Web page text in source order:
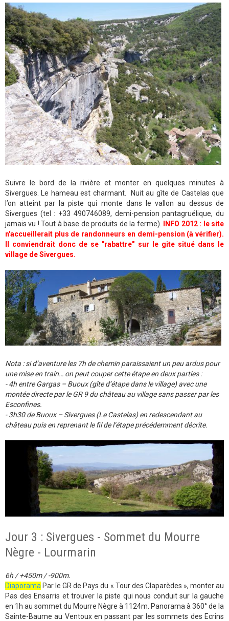
Suivre le bord de la rivière et monter en quelques minutes à
Sivergues. Le hameau est charmant. Nuit au gîte de Castelas que
l’on atteint par la piste qui monte dans le vallon au dessus de
Sivergues (tel : +33 490746089, demi-pension pantagruélique, du
jamais vu ! Tout à base de produits de la ferme).
INFO 2012 : le site
n'accueillerait plus de randonneurs en demi-pension (à vérifier).
Il conviendrait donc de se "rabattre" sur le gite situé dans le
village de Sivergues.
Nota : si d’aventure les 7h de chemin paraissaient un peu ardus pour
une mise en train… on peut couper cette étape en deux parties :
- 4h entre Gargas – Buoux (gîte d’étape dans le village) avec une
montée directe par le GR 9 du château au village sans passer par les
Esconfines.
- 3h30 de Buoux – Sivergues (Le Castelas) en redescendant au
château puis en reprenant le fil de l’étape précédemment décrite.
Jour 3 : Sivergues - Sommet du Mourre
Nègre - Lourmarin
6h / +450m / -900m.
Diaporama Par le GR de Pays du « Tour des Claparèdes », monter au
Pas des Ensarris et trouver la piste qui nous conduit sur la gauche
en 1h au sommet du Mourre Nègre à 1124m. Panorama à 360° de la
Sainte-Baume au Ventoux en passant par les sommets des Ecrins